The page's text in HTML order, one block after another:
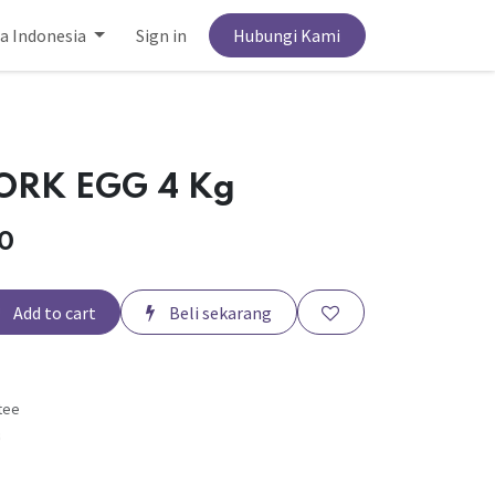
Indonesia Sign in Hubungi Kami
EGG 4 Kg
Add to cart Beli sekarang